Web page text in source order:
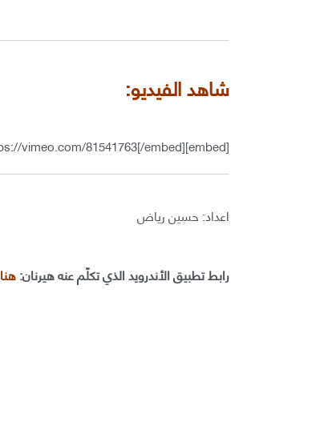
شاهد الفيديو:
[embed]https://vimeo.com/81541763[/embed]
اعداد: حسين رياض
رابط تطبيق الأندرويد الذي تكلّم عنه هيرنان:هنا